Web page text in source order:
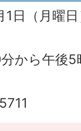
1日（月曜
から午後